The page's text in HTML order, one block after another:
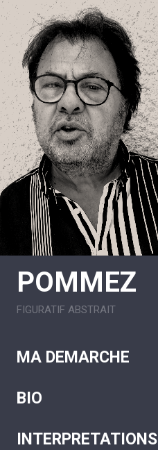
POMMEZ
FIGURATIF ABSTRAIT
MA DEMARCHE
BIO
INTERPRETATIONS